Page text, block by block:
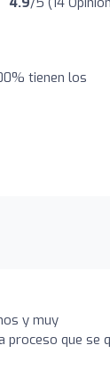
tienen los
y muy
proceso que se